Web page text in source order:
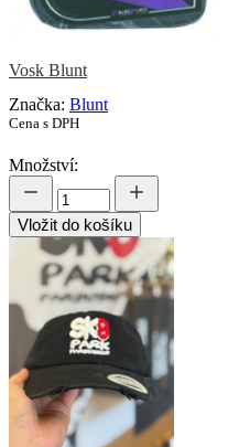
Vosk Blunt
Značka: Blunt
Cena s DPH
Množství:
Vložit do košíku